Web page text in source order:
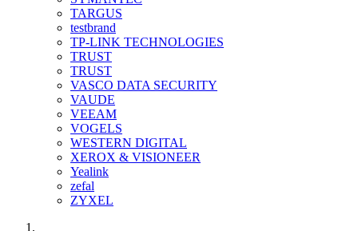
TARGUS
testbrand
TP-LINK TECHNOLOGIES
TRUST
TRUST
VASCO DATA SECURITY
VAUDE
VEEAM
VOGELS
WESTERN DIGITAL
XEROX & VISIONEER
Yealink
zefal
ZYXEL